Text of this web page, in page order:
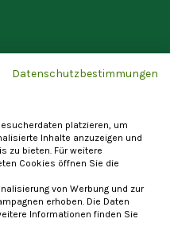
Cookie-Einstellungen
Impressum
Datenschutzbestimmungen
platzieren, um
Inhalte anzuzeigen und
zu bieten. Für weitere
Cookies öffnen Sie die
von Werbung und zur
erhoben. Die Daten
Informationen finden Sie